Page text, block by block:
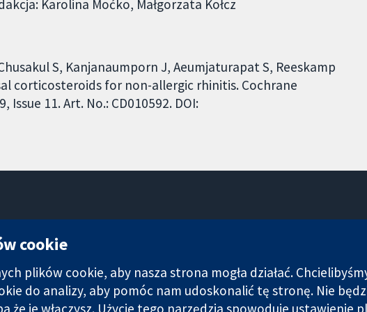
Karolina Moćko, Małgorzata Kołcz
S, Kanjanaumporn J, Aeumjaturapat S, Reeskamp
corticosteroids for non-allergic rhinitis. Cochrane
11. Art. No.: CD010592. DOI:
Londyn
Wielka Brytania
cookie
plików cookie, aby nasza strona mogła działać.
do analizy, aby pomóc nam udoskonalić tę stronę. Nie
że je włączysz. Użycie tego narzędzia spowoduje ustawienie